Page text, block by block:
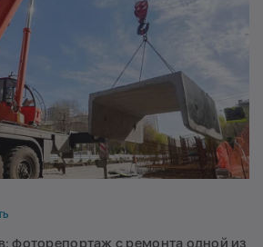
фоторепортаж с ремонта одной из